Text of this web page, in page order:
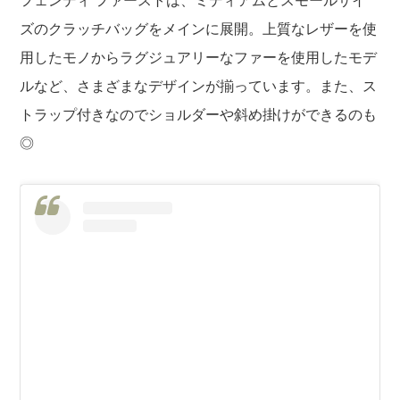
ズのクラッチバッグをメインに展開。上質なレザーを使
用したモノからラグジュアリーなファーを使用したモデ
ルなど、さまざまなデザインが揃っています。また、ス
トラップ付きなのでショルダーや斜め掛けができるのも
◎